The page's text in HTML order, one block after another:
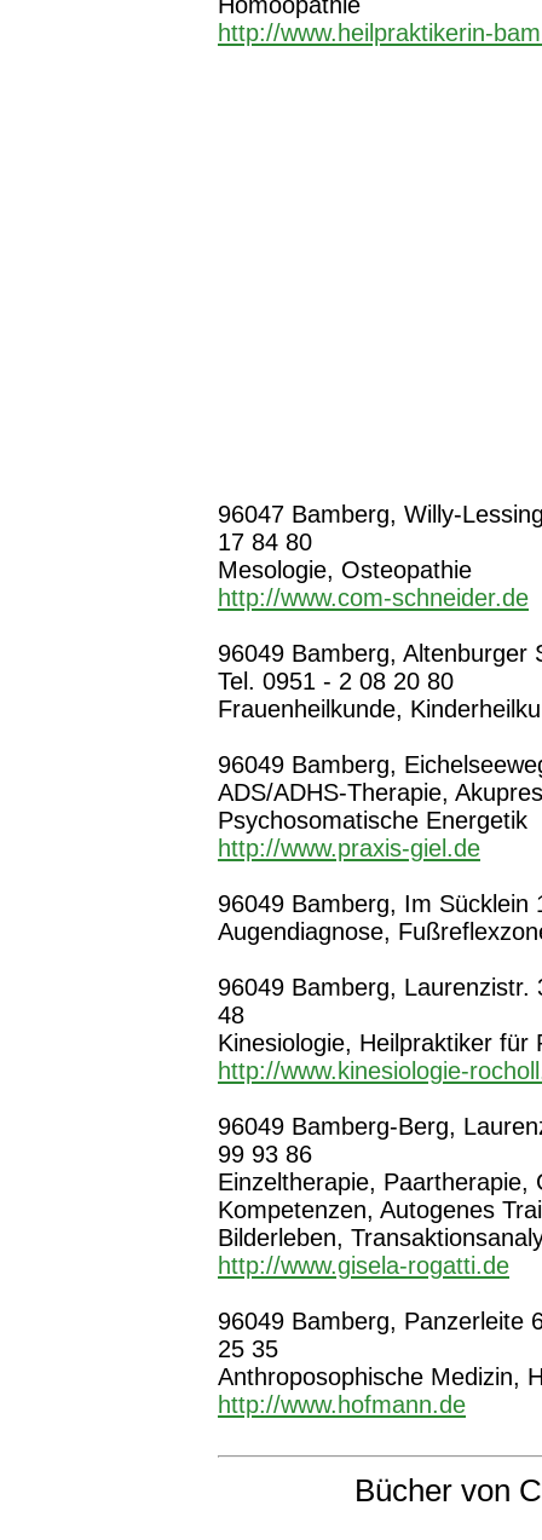
http://www.heilpraktikerin-
96047 Bamberg, Willy-
17 84 80
Mesologie, Osteopathie
http://www.com-schneider.de
96049 Bamberg, Altenburger
Tel. 0951 - 2 08 20 80
Frauenheilkunde,
96049 Bamberg,
ADS/ADHS-Therapie,
Psychosomatische Energetik
http://www.praxis-giel.de
96049 Bamberg, Im Sücklein
Augendiagnose,
96049 Bamberg,
48
Kinesiologie, Heilpraktiker für
http://www.kinesiologie-
96049 Bamberg-Berg,
99 93 86
Einzeltherapie, Paartherapie,
Kompetenzen, Autogenes
Bilderleben,
http://www.gisela-rogatti.de
96049 Bamberg, Panzerleite
25 35
Anthroposophische Medizin,
http://www.hofmann.de
Bücher von